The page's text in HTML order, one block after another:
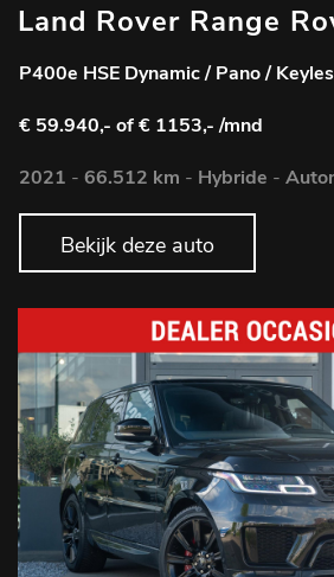
Land Rover Range
P400e HSE Dynamic / Pano /
€ 59.940,- of € 1153,- /mnd
2021 - 66.512 km - Hybride -
Bekijk deze auto